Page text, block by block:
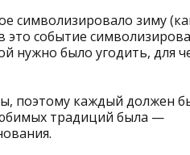
символизировало зиму
это событие
нужно было угодить, для
поэтому каждый должен
традиций была —